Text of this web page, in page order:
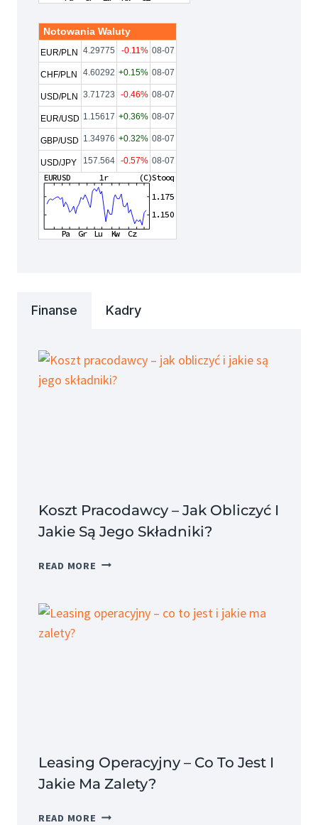
Notowania Waluty
EUR/PLN 4.29775 -0.11% 08-07
CHF/PLN 4.60292 +0.15% 08-07
USD/PLN 3.71723 -0.46% 08-07
EUR/USD 1.15617 +0.36% 08-07
GBP/USD 1.34976 +0.32% 08-07
USD/JPY 157.564 -0.57% 08-07
Finanse Kadry
Koszt Pracodawcy – Jak Obliczyć I
Jakie Są Jego Składniki?
READ MORE KOSZT
JAK
Leasing Operacyjny – Co To Jest I
Jakie Ma Zalety?
READ MORE LEASING